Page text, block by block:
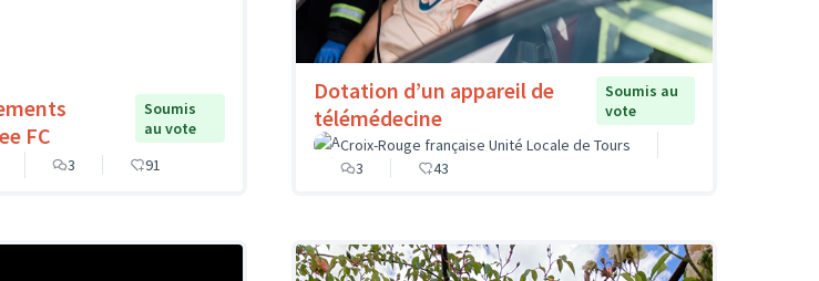
FC
Soumis
au vote
3 91
Dotation d’un appareil de
télémédecine
Soumis au
vote
Croix-Rouge française Unité Locale de Tours
3
43